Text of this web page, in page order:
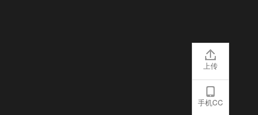
上传
手机CC